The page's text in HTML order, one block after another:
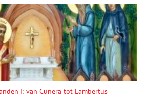
I: van Cunera tot Lambertus